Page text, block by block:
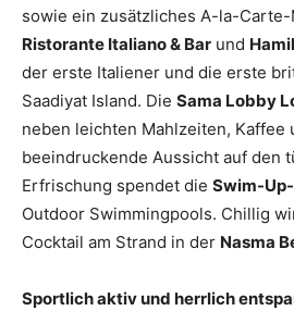
sowie ein zusätzliches A-la-Carte-
Ristorante Italiano & Bar und
der erste Italiener und die erste
Saadiyat Island. Die Sama Lobby
neben leichten Mahlzeiten, Kaffee
beeindruckende Aussicht auf den
Erfrischung spendet die Swim-
Outdoor Swimmingpools. Chillig
Cocktail am Strand in der Nasma
Sportlich aktiv und herrlich